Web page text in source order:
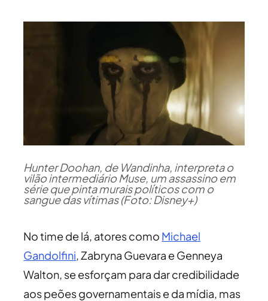
Hunter Doohan, de Wandinha, interpreta o
vilão intermediário Muse, um assassino em
série que pinta murais políticos com o
sangue das vítimas (Foto: Disney+)
No time de lá, atores como Michael
Gandolfini, Zabryna Guevara e Genneya
Walton, se esforçam para dar credibilidade
aos peões governamentais e da mídia, mas